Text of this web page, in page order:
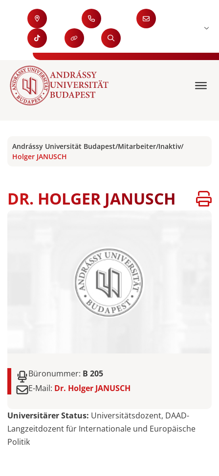
Andrássy Universität Budapest/Mitarbeiter/Inaktiv/
Holger JANUSCH
DR. HOLGER JANUSCH
Büronummer: B 205
E-Mail: Dr. Holger JANUSCH
Universitärer Status: Universitätsdozent, DAAD-
Langzeitdozent für Internationale und Europäische
Politik